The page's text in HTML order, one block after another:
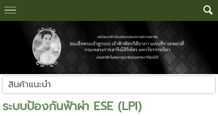
สินค้าแนะนำ
ระบบป้องกันฟ้าผ่า ESE (LPI)